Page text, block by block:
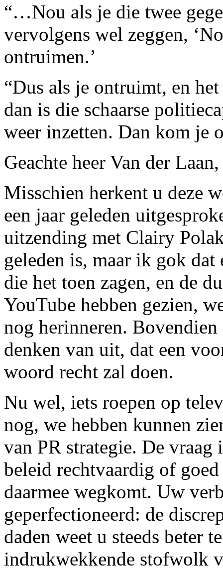
“…Nou als je die twee
vervolgens wel zeggen,
ontruimen.’
“Dus als je ontruimt, en
dan is die schaarse
weer inzetten. Dan kom je
Geachte heer Van der Laan,
Misschien herkent u deze
een jaar geleden
uitzending met Clairy
geleden is, maar ik gok dat
die het toen zagen, en de
YouTube hebben gezien,
nog herinneren. Bovendien
denken van uit, dat een
woord recht zal doen.
Nu wel, iets roepen op
nog, we hebben kunnen
van PR strategie. De
beleid rechtvaardig of
daarmee wegkomt. Uw
geperfectioneerd: de
daden weet u steeds beter
indrukwekkende stofwolk